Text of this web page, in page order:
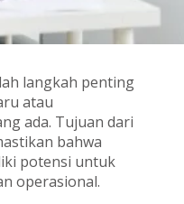
langkah penting
atau
ada. Tujuan dari
bahwa
potensi untuk
operasional.